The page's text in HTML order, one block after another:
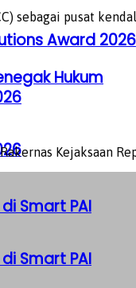
Smart PAI
Award 2026
Smart PAI
sebagai pusat
Hukum
Kejaksaan